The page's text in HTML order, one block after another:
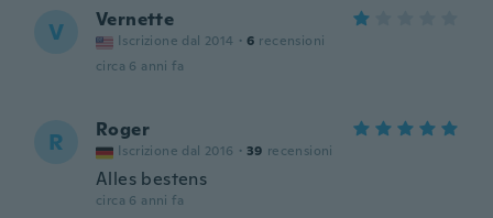
V Vernette
Iscrizione dal 2014 · 6 recensioni
circa 6 anni fa
R Roger
Iscrizione dal 2016 · 39 recensioni
Alles bestens
circa 6 anni fa